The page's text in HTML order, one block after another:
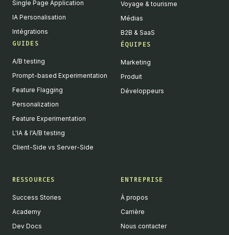
Single Page Application
IA Personalisation
Intégrations
GUIDES
A/B testing
Prompt-based Experimentation
Feature Flagging
Personalization
Feature Experimentation
L'IA & l'A/B testing
Client-Side vs Server-Side
Voyage & tourisme
Médias
B2B & SaaS
ÉQUIPES
Marketing
Produit
Développeurs
RESSOURCES
Success Stories
Academy
Dev Docs
ENTREPRISE
À propos
Carrière
Nous contacter